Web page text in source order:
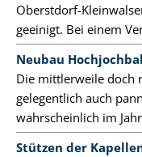
Oberstdorf-
geeinigt. Bei einem
Neubau
Die mittlerweile doch
gelegentlich auch
wahrscheinlich im
Stützen der